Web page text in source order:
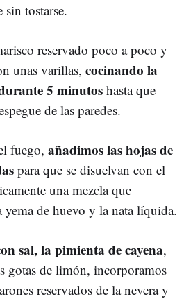
sin tostarse.
reservado poco a poco y
unas varillas, cocinando la
5 minutos hasta que
de las paredes.
fuego, añadimos las hojas de
para que se disuelvan con el
una mezcla que
yema de huevo y la nata líquida.
sal, la pimienta de cayena,
gotas de limón, incorporamos
reservados de la nevera y